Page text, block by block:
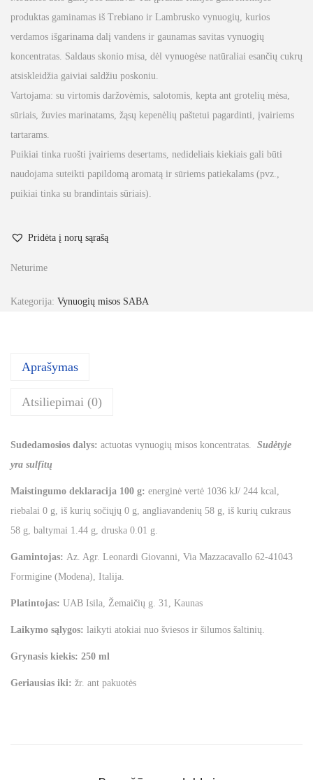
produktas gaminamas iš Trebiano ir Lambrusko vynuogių, kurios
verdamos išgarinama dalį vandens ir gaunamas savitas vynuogių
koncentratas. Saldaus skonio misa, dėl vynuogėse natūraliai esančių cukrų
atsiskleidžia gaiviai saldžiu poskoniu.
Vartojama: su virtomis daržovėmis, salotomis, kepta ant grotelių mėsa,
sūriais, žuvies marinatams, žąsų kepenėlių paštetui pagardinti, įvairiems
tartarams.
Puikiai tinka ruošti įvairiems desertams, nedideliais kiekiais gali būti
naudojama suteikti papildomą aromatą ir sūriems patiekalams (pvz.,
puikiai tinka su brandintais sūriais).
Pridėta į norų sąrašą
Neturime
Kategorija: Vynuogių misos SABA
Aprašymas
Atsiliepimai (0)
Sudedamosios dalys: actuotas vynuogių misos koncentratas. Sudėtyje
yra sulfitų
Maistingumo deklaracija 100 g: energinė vertė 1036 kJ/ 244 kcal,
riebalai 0 g, iš kurių sočiųjų 0 g, angliavandenių 58 g, iš kurių cukraus
58 g, baltymai 1.44 g, druska 0.01 g.
Gamintojas: Az. Agr. Leonardi Giovanni, Via Mazzacavallo 62-41043
Formigine (Modena), Italija.
Platintojas: UAB Isila, Žemaičių g. 31, Kaunas
Laikymo sąlygos: laikyti atokiai nuo šviesos ir šilumos šaltinių.
Grynasis kiekis: 250 ml
Geriausias iki: žr. ant pakuotės